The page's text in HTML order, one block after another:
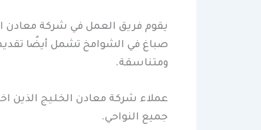
يقوم فريق العمل في شركة معادن
صباغ في الشوامخ تشمل أيضًا تقديم
ومتناسقة.
عملاء شركة معادن الخليج الذين
جميع النواحي.